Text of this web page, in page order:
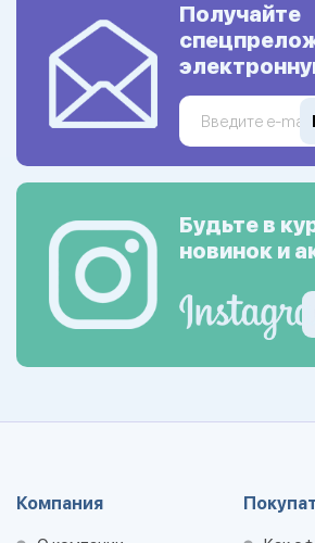
Получайте
Будьте в
новинок и
Компания